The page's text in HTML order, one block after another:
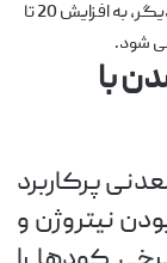
نیتروژنی (مثل سولفات آمونیوم) با برخی کودهای دیگر، به افزایش 20 تا
با
پرکاربرد
نیتروژن و